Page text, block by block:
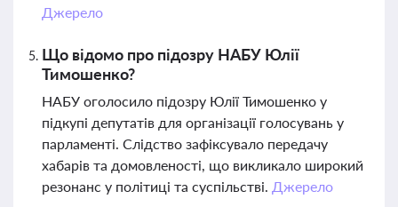
Джерело
Що відомо про підозру НАБУ Юлії
Тимошенко?
НАБУ оголосило підозру Юлії Тимошенко у
підкупі депутатів для організації голосувань у
парламенті. Слідство зафіксувало передачу
хабарів та домовленості, що викликало широкий
резонанс у політиці та суспільстві. Джерело